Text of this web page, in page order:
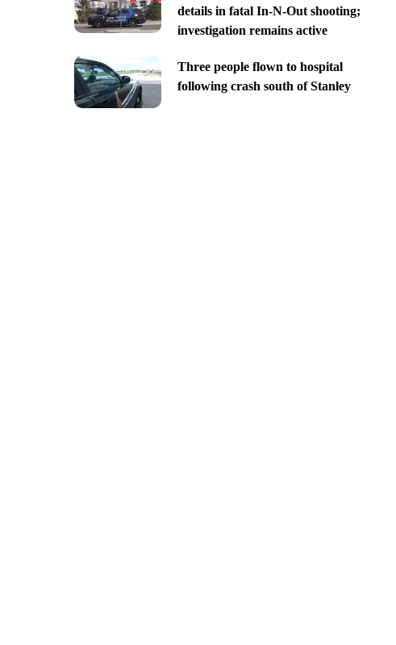
details in fatal In-N-Out shooting;
investigation remains active
Three people flown to hospital
following crash south of Stanley